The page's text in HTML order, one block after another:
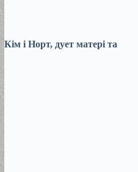
Кім і Норт, дует матері та